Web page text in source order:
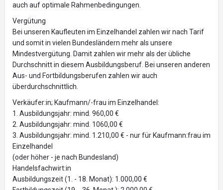
auch auf optimale Rahmenbedingungen.
Vergütung
Bei unseren Kaufleuten im Einzelhandel zahlen wir nach Tarif
und somit in vielen Bundesländern mehr als unsere
Mindestvergütung. Damit zahlen wir mehr als der übliche
Durchschnitt in diesem Ausbildungsberuf. Bei unseren anderen
Aus- und Fortbildungsberufen zahlen wir auch
überdurchschnittlich.
Verkäufer:in; Kaufmann/-frau im Einzelhandel:
1. Ausbildungsjahr: mind. 960,00 €
2. Ausbildungsjahr: mind. 1060,00 €
3. Ausbildungsjahr: mind. 1.210,00 € - nur für Kaufmann:frau im
Einzelhandel
(oder höher - je nach Bundesland)
Handelsfachwirt:in
Ausbildungszeit (1. - 18. Monat): 1.000,00 €